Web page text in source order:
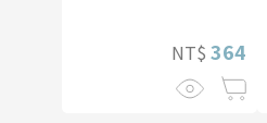
NT$ 364